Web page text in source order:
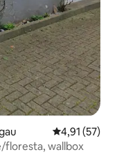
4,91 de uma
4,91 (57)
floresta, wallbox